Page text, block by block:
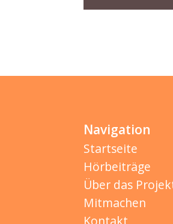
Navigation
Startseite
Hörbeiträge
Über das
Mitmachen
Kontakt